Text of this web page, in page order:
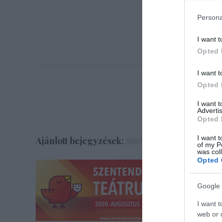
I want
Opted
I want
Opted
I want
Opted
I want
of my
was
Opted
Google
I want
web or
Ajánlott bejegyzések: